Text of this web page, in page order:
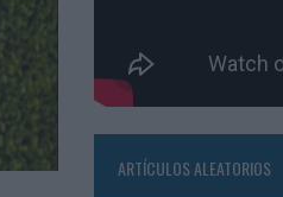
ARTÍCULOS ALEATORIOS